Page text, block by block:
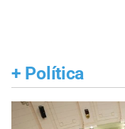
+ Política